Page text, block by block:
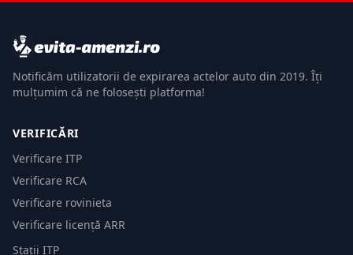
Notificăm utilizatorii de expirarea actelor auto din 2019. Îți
mulțumim că ne folosești platforma!
VERIFICĂRI
Verificare ITP
Verificare RCA
Verificare rovinieta
Verificare licență ARR
Stații ITP